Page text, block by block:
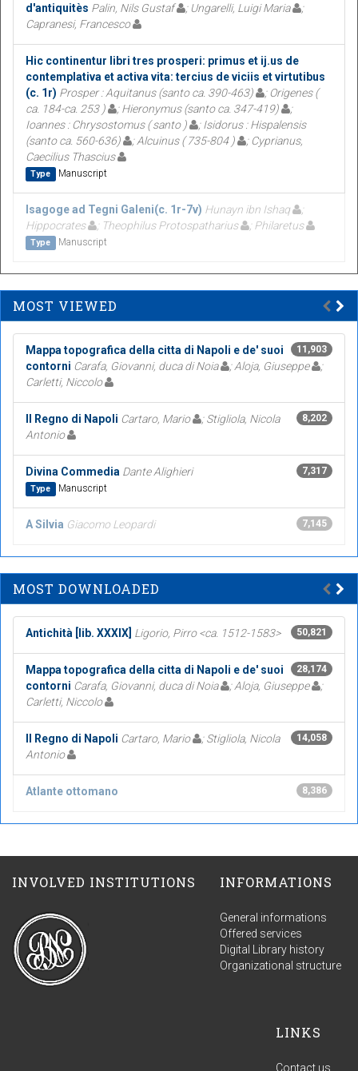
d'antiquitès Palin, Nils Gustaf ; Ungarelli, Luigi Maria
;
Capranesi, Francesco
Hic continentur libri tres prosperi: primus et ij.us de
contemplativa et activa vita: tercius de viciis et virtutibus
(c. 1r) Prosper : Aquitanus (santo ca. 390-463)
; Origenes (
ca. 184-ca. 253 )
; Hieronymus (santo ca. 347-419)
;
Ioannes : Chrysostomus ( santo )
; Isidorus : Hispalensis
(santo ca. 560-636)
; Alcuinus ( 735-804 )
; Cyprianus,
Caecilius Thascius
Type Manuscript
Isagoge ad Tegni Galeni(c. 1r-7v) Hunayn ibn Ishaq
Hippocrates
; Theophilus Protospatharius ; Philaretus
Type Manuscript
MOST VIEWED
11,903
Mappa topografica della citta di Napoli e de' suoi
contorni Carafa, Giovanni, duca di Noia ; Aloja, Giuseppe
;
Carletti, Niccolo
8,202
Il Regno di Napoli Cartaro, Mario
; Stigliola, Nicola
Antonio
7,317
Divina Commedia Dante Alighieri
Type Manuscript
7,145
A Silvia Giacomo Leopardi
MOST DOWNLOADED
50,821
Antichità [lib. XXXIX] Ligorio, Pirro <ca. 1512-1583>
28,174
Mappa topografica della citta di Napoli e de' suoi
contorni Carafa, Giovanni, duca di Noia ; Aloja, Giuseppe
;
Carletti, Niccolo
14,058
Il Regno di Napoli Cartaro, Mario
; Stigliola, Nicola
Antonio
8,386
Atlante ottomano
INVOLVED INSTITUTIONS INFORMATIONS
General informations
Offered services
Digital Library history
Organizational structure
LINKS
Contact us